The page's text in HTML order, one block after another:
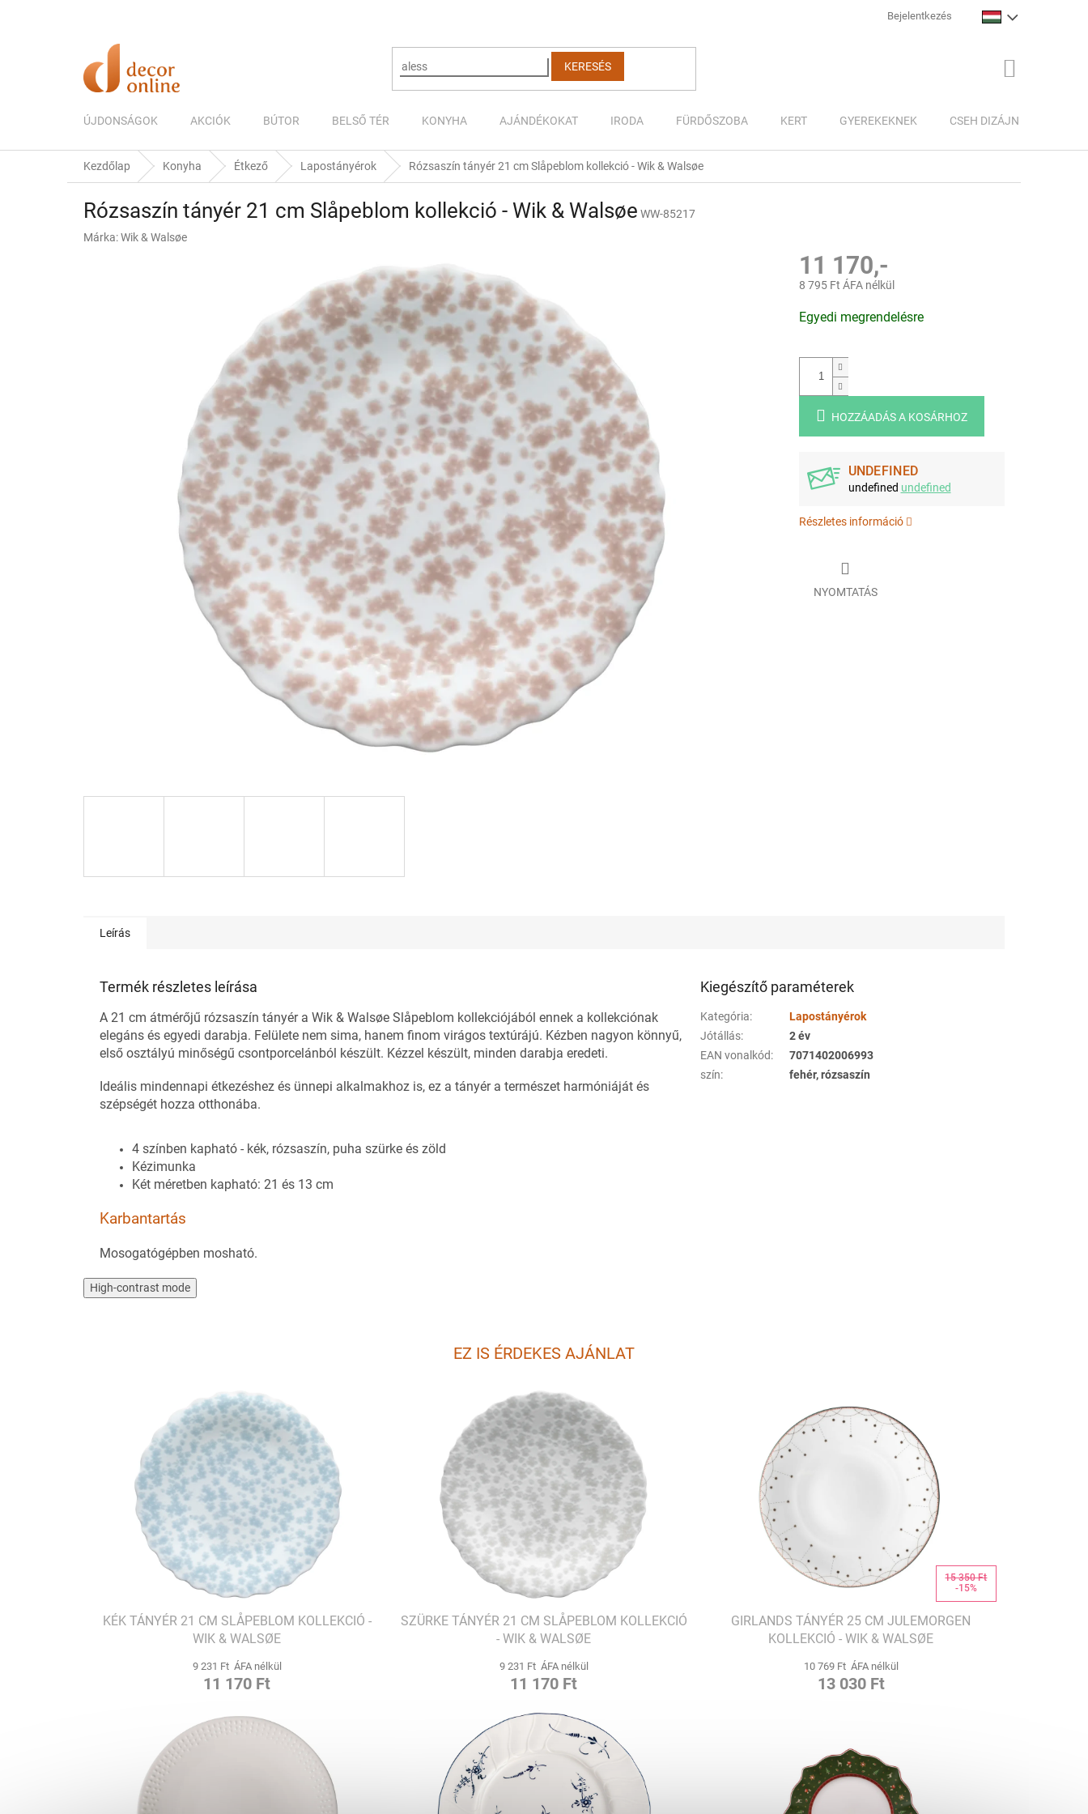
Bejelentkezés
KERESÉS
ÚJDONSÁGOK AKCIÓK BÚTOR BELSŐ TÉR KONYHA AJÁNDÉKOKAT IRODA FÜRDŐSZOBA KERT GYEREKEKNEK CSEH DIZÁJN
Kezdőlap Konyha Étkező Lapostányérok Rózsaszín tányér 21 cm Slåpeblom kollekció - Wik & Walsøe
Rózsaszín tányér 21 cm Slåpeblom kollekció - Wik & Walsøe WW-85217
Márka:Wik & Walsøe
11 170,-
8 795 Ft ÁFA nélkül
Egyedi megrendelésre
HOZZÁADÁS A KOSÁRHOZ
UNDEFINED
undefined undefined
Részletes információ
NYOMTATÁS
Leírás
Termék részletes leírása
A 21 cm átmérőjű rózsaszín tányér a Wik & Walsøe Slåpeblom kollekciójából ennek a kollekciónak
elegáns és egyedi darabja. Felülete nem sima, hanem finom virágos textúrájú. Kézben nagyon könnyű,
első osztályú minőségű csontporcelánból készült. Kézzel készült, minden darabja eredeti.
Ideális mindennapi étkezéshez és ünnepi alkalmakhoz is, ez a tányér a természet harmóniáját és
szépségét hozza otthonába.
4 színben kapható - kék, rózsaszín, puha szürke és zöld
Kézimunka
Két méretben kapható: 21 és 13 cm
Karbantartás
Mosogatógépben mosható.
Kiegészítő paraméterek
Kategória:
Lapostányérok
Jótállás:
2 év
EAN vonalkód:
7071402006993
szín: fehér, rózsaszín
High-contrast mode
EZ IS ÉRDEKES AJÁNLAT
KÉK TÁNYÉR 21 CM SLÅPEBLOM KOLLEKCIÓ -
WIK & WALSØE
9 231 Ft ÁFA nélkül
11 170 Ft
SZÜRKE TÁNYÉR 21 CM SLÅPEBLOM KOLLEKCIÓ
- WIK & WALSØE
9 231 Ft ÁFA nélkül
11 170 Ft
15 350 Ft
-15%
GIRLANDS TÁNYÉR 25 CM JULEMORGEN
KOLLEKCIÓ - WIK & WALSØE
10 769 Ft ÁFA nélkül
13 030 Ft